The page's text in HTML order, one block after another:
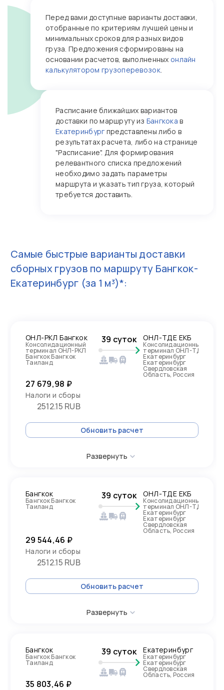
Перед вами доступные варианты доставки,
отобранные по критериям лучшей цены и
минимальных сроков для разных видов
груза. Предложения сформированы на
основании расчетов, выполненных онлайн
калькулятором грузоперевозок.
Расписание ближайших вариантов
доставки по маршруту из Бангкока в
Екатеринбург представлены либо в
результатах расчета, либо на странице
"Расписание". Для формирования
релевантного списка предложений
необходимо задать параметры
маршрута и указать тип груза, который
требуется доставить.
Самые быстрые варианты доставки
сборных грузов по маршруту Бангкок-
Екатеринбург (за 1 м³)*:
ОНЛ-РКЛ Бангкок
Консолидационный
терминал ОНЛ-РКЛ
Бангкок Бангкок
Таиланд
39 суток ОНЛ-ТДЕ ЕКБ
Консолидационный
терминал ОНЛ-ТДЕ
Екатеринбург
Екатеринбург
Свердловская
Область, Россия
27 679,98 ₽
Налоги и сборы
2512.15 RUB
Обновить расчет
Развернуть
Бангкок
Бангкок Бангкок
Таиланд
39 суток ОНЛ-ТДЕ ЕКБ
Консолидационный
терминал ОНЛ-ТДЕ
Екатеринбург
Екатеринбург
Свердловская
Область, Россия
29 544,46 ₽
Налоги и сборы
2512.15 RUB
Обновить расчет
Развернуть
Бангкок
Бангкок Бангкок
Таиланд
39 суток Екатеринбург
Екатеринбург
Екатеринбург
Свердловская
Область, Россия
35 803,46 ₽